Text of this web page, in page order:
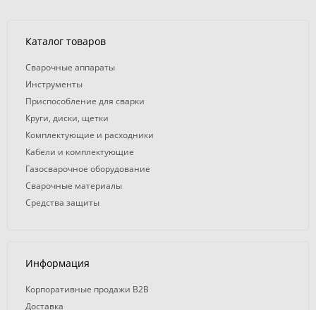
Каталог товаров
Сварочные аппараты
Инструменты
Приспособление для сварки
Круги, диски, щетки
Комплектующие и расходники
Кабели и комплектующие
Газосварочное оборудование
Сварочные материалы
Средства защиты
Информация
Корпоративные продажи B2B
Доставка